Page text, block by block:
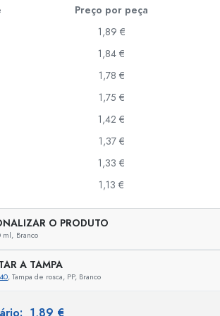
Preço por peça
1,89 €
1,84 €
1,78 €
1,75 €
1,42 €
1,37 €
1,33 €
1,13 €
O PRODUTO
ml, Branco
A TAMPA
, Tampa de rosca, PP, Branco